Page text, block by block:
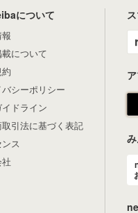
について
について
シーポリシー
ドライン
引法に基づく表記
ス